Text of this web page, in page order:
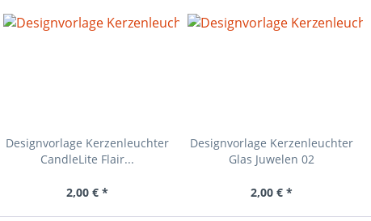
Designvorlage Kerzenleuchter
CandleLite Flair...
2,00 € *
Designvorlage Kerzenleuchter
Glas Juwelen 02
2,00 € *